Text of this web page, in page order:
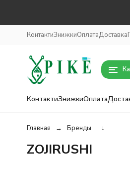
КонтактиЗнижкиОплатаДоставка
КонтактиЗнижкиОплата
Главная Бренды ↓
ZOJIRUSHI